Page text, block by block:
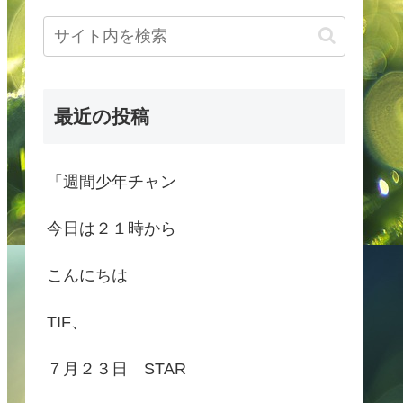
最近の投稿
「週間少年チャン
今日は２１時から
こんにちは
TIF、
７月２３日 STAR